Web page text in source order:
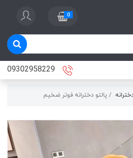
0
پالتو دخترانه فوتر ضخيم